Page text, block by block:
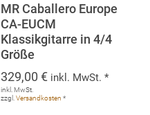
MR Caballero Europe
CA-EUCM
Klassikgitarre in 4/4
Größe
329,00€ inkl. MwSt. *
inkl. MwSt.
zzgl.Versandkosten *